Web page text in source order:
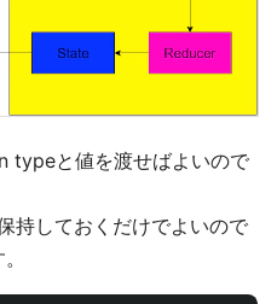
typeと値を渡せばよいので
持しておくだけでよいので